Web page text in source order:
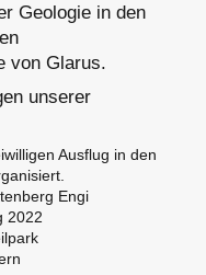
Geologie in den
von Glarus.
unserer
Ausflug in den
Engi
2022